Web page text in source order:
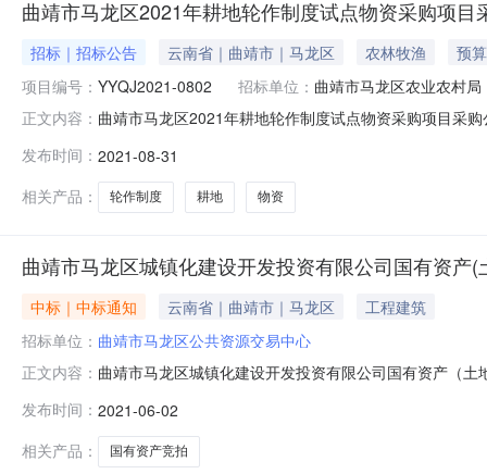
曲靖市马龙区2021年耕地轮作制度试点物资采购项目
招标｜招标公告 云南省｜曲靖市｜马龙区 农林牧渔
预
项目编号： YYQJ2021-0802 招标单位： 曲靖市马龙区农业农村局
正文内容： 曲靖市马龙区2021年耕地轮作制度试点物资采购项目采
日上午:08:00至12:00下午:14:00至18:00（北京时间，法
发布时间： 2021-08-31
相关产品：
轮作制度 耕地 物资
曲靖市马龙区城镇化建设开发投资有限公司国有资产(
中标｜中标通知 云南省｜曲靖市｜马龙区
工程建筑
招标单位： 曲靖市马龙区公共资源交易中心
正文内容： 曲靖市马龙区城镇化建设开发投资有限公司国有资产（
校对面）12宗国有土地进行公开竞拍。现就有关事项公
元/宗）备注170-81号国有
发布时间： 2021-06-02
相关产品：
国有资产竞拍